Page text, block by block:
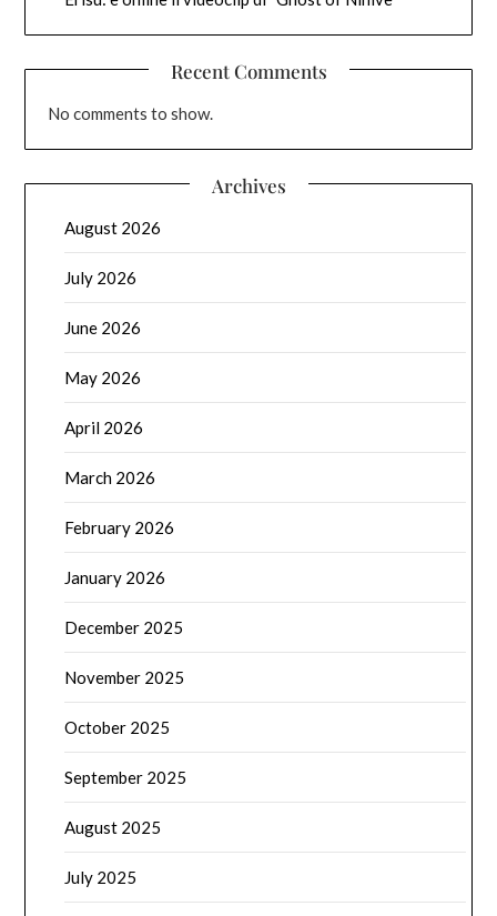
Recent Comments
No comments to show.
Archives
August 2026
July 2026
June 2026
May 2026
April 2026
March 2026
February 2026
January 2026
December 2025
November 2025
October 2025
September 2025
August 2025
July 2025